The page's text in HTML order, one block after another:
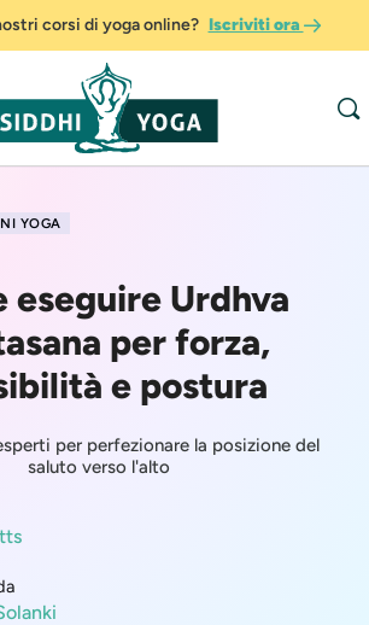
corsi di yoga online? Iscriviti ora
YOGA
eseguire Urdhva
per forza,
e postura
per perfezionare la posizione del
saluto verso l'alto